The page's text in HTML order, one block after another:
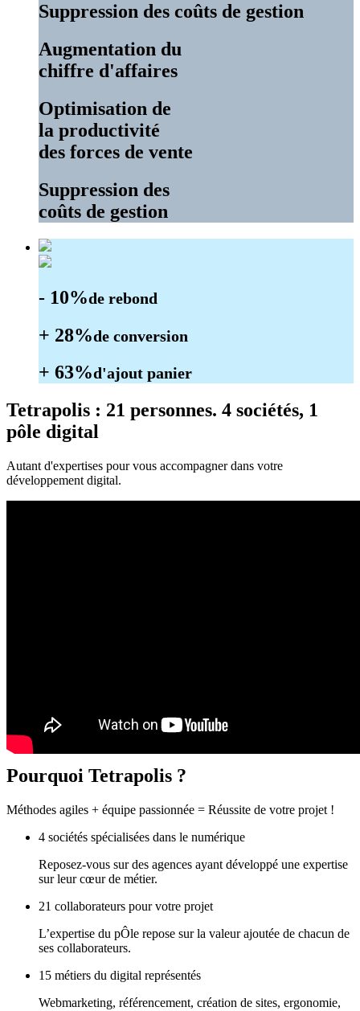
Suppression des coûts de gestion
Augmentation du
chiffre d'affaires
Optimisation de
la productivité
des forces de vente
Suppression des
coûts de gestion
- 10%de rebond
+ 28%de conversion
+ 63%d'ajout panier
Tetrapolis : 21 personnes. 4 sociétés, 1
pôle digital
Autant d'expertises pour vous accompagner dans votre
développement digital.
Pourquoi Tetrapolis ?
Méthodes agiles + équipe passionnée = Réussite de votre projet !
4 sociétés spécialisées dans le numérique
Reposez-vous sur des agences ayant développé une expertise
sur leur cœur de métier.
21 collaborateurs pour votre projet
L’expertise du pÔle repose sur la valeur ajoutée de chacun de
ses collaborateurs.
15 métiers du digital représentés
Webmarketing, référencement, création de sites, ergonomie,